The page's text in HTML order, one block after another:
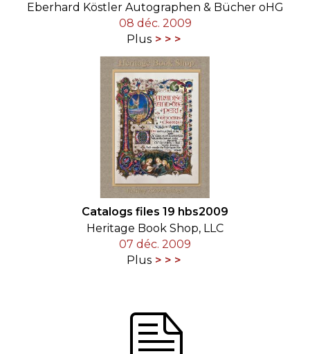
Eberhard Köstler Autographen & Bücher oHG
08 déc. 2009
Plus
Catalogs files 19 hbs2009
Heritage Book Shop, LLC
07 déc. 2009
Plus